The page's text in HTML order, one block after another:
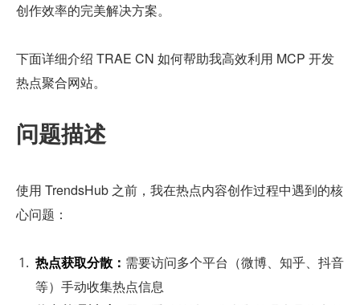
创作效率的完美解决方案。
下面详细介绍 TRAE CN 如何帮助我高效利用 MCP 开发
热点聚合网站。
问题描述
使用 TrendsHub 之前，我在热点内容创作过程中遇到的核
心问题：
热点获取分散： 需要访问多个平台（微博、知乎、抖音
等）手动收集热点信息